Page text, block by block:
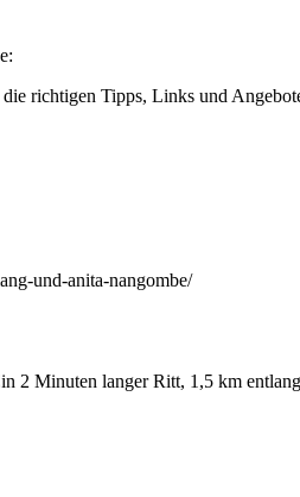
richtigen Tipps, Links und
und-anita-nangombe/
2 Minuten langer Ritt, 1,5 km